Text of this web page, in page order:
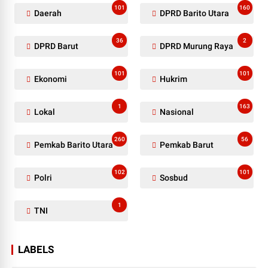
Daerah
101
DPRD Barito Utara
160
DPRD Barut
36
DPRD Murung Raya
2
Ekonomi
101
Hukrim
101
Lokal
1
Nasional
163
Pemkab Barito Utara
260
Pemkab Barut
56
Polri
102
Sosbud
101
TNI
1
LABELS